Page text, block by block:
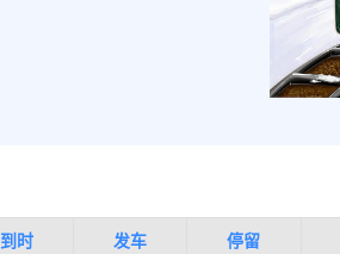
到时 发车 停留